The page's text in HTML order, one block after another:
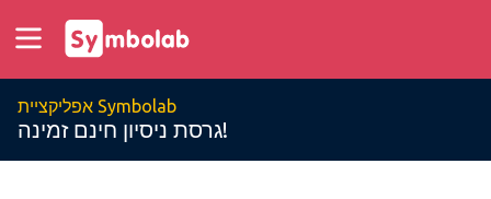
אפליקציית Symbolab
גרסת ניסיון חינם זמינה!